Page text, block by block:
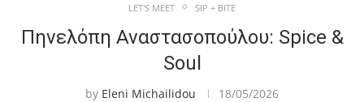
LET'S MEET SIP + BITE
Πηνελόπη Αναστασοπούλου: Spice &
Soul
by Eleni Michailidou 18/05/2026